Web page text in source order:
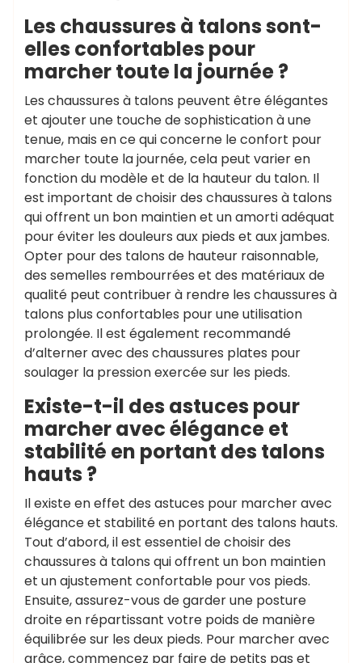
Les chaussures à talons sont-
elles confortables pour
marcher toute la journée ?
Les chaussures à talons peuvent être élégantes
et ajouter une touche de sophistication à une
tenue, mais en ce qui concerne le confort pour
marcher toute la journée, cela peut varier en
fonction du modèle et de la hauteur du talon. Il
est important de choisir des chaussures à talons
qui offrent un bon maintien et un amorti adéquat
pour éviter les douleurs aux pieds et aux jambes.
Opter pour des talons de hauteur raisonnable,
des semelles rembourrées et des matériaux de
qualité peut contribuer à rendre les chaussures à
talons plus confortables pour une utilisation
prolongée. Il est également recommandé
d’alterner avec des chaussures plates pour
soulager la pression exercée sur les pieds.
Existe-t-il des astuces pour
marcher avec élégance et
stabilité en portant des talons
hauts ?
Il existe en effet des astuces pour marcher avec
élégance et stabilité en portant des talons hauts.
Tout d’abord, il est essentiel de choisir des
chaussures à talons qui offrent un bon maintien
et un ajustement confortable pour vos pieds.
Ensuite, assurez-vous de garder une posture
droite en répartissant votre poids de manière
équilibrée sur les deux pieds. Pour marcher avec
grâce, commencez par faire de petits pas et